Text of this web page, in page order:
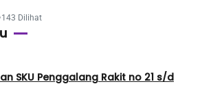
•143 Dilihat
SKU Penggalang Rakit no 21 s/d